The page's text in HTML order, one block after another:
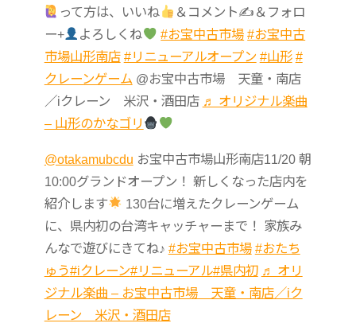
って方は、いいね ＆コメント✍ ＆フォロ
ー+
よろしくね #お宝中古市場 #お宝中古
市場山形南店 #リニューアルオープン #山形 #
クレーンゲーム @お宝中古市場 天童・南店
／iクレーン 米沢・酒田店 ♬ オリジナル楽曲
– 山形のかなゴリ
@otakamubcdu お宝中古市場山形南店11/20 朝
10:00グランドオープン！ 新しくなった店内を
紹介します
130台に増えたクレーンゲーム
に、県内初の台湾キャッチャーまで！ 家族み
んなで遊びにきてね♪ #お宝中古市場 #おたち
ゅう#iクレーン#リニューアル#県内初 ♬ オリ
ジナル楽曲 – お宝中古市場 天童・南店／iク
レーン 米沢・酒田店